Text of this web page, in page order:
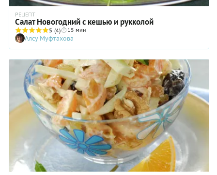
РЕЦЕПТ
Салат Новогодний с кешью и рукколой
5 (4) 15 мин
Алсу Муфтахова